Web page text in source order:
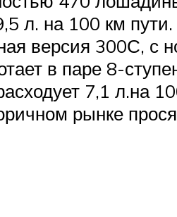
л. на 100 км
версия 300С, с
в паре 8-
7,1 л.на
рынке